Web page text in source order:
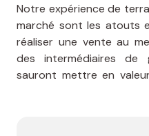
Notre expérience de
marché sont les atouts
réaliser une vente au
des intermédiaires de
sauront mettre en